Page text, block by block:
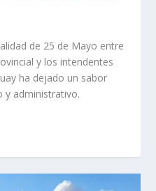
de 25 de Mayo entre
y los intendentes
ha dejado un sabor
y administrativo.